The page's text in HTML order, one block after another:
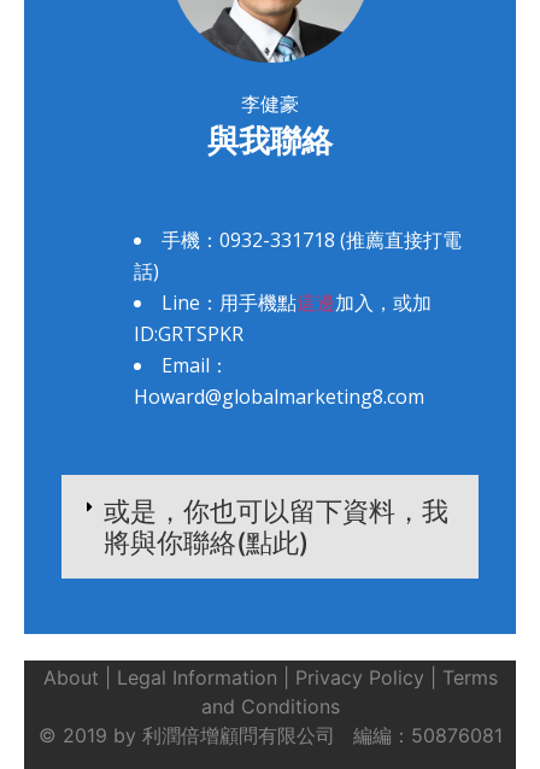
​李健豪
與我聯絡
手機：0932-331718 (推薦直接打電
話)
Line：用手機點這邊加入，或加
ID:GRTSPKR
Email：
Howard@globalmarketing8.com
或是，你也可以留下資料，我
將與你聯絡(點此)
About | Legal Information | Privacy Policy | Terms
and Conditions
© ​201​9 by 利潤倍增顧問有限公司
編編：5​0876081